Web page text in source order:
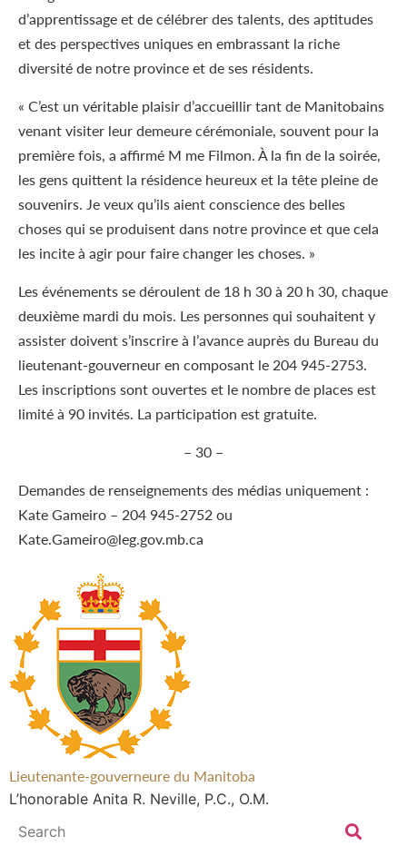
d’apprentissage et de célébrer des talents, des aptitudes
et des perspectives uniques en embrassant la riche
diversité de notre province et de ses résidents.
« C’est un véritable plaisir d’accueillir tant de Manitobains
venant visiter leur demeure cérémoniale, souvent pour la
première fois, a affirmé M me Filmon. À la fin de la soirée,
les gens quittent la résidence heureux et la tête pleine de
souvenirs. Je veux qu’ils aient conscience des belles
choses qui se produisent dans notre province et que cela
les incite à agir pour faire changer les choses. »
Les événements se déroulent de 18 h 30 à 20 h 30, chaque
deuxième mardi du mois. Les personnes qui souhaitent y
assister doivent s’inscrire à l’avance auprès du Bureau du
lieutenant-gouverneur en composant le 204 945-2753.
Les inscriptions sont ouvertes et le nombre de places est
limité à 90 invités. La participation est gratuite.
– 30 –
Demandes de renseignements des médias uniquement :
Kate Gameiro – 204 945-2752 ou
Kate.Gameiro@leg.gov.mb.ca
Lieutenante-gouverneure du Manitoba
L’honorable Anita R. Neville, P.C., O.M.